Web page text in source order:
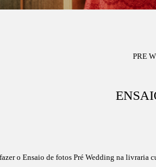
PRE
o Ensaio de fotos Pré Wedding na livraria